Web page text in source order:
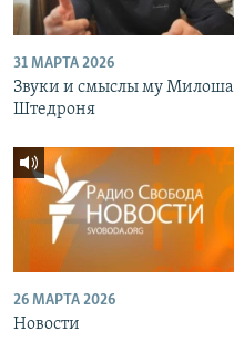
31 МАРТА 2026
Звуки и смыслы му Милоша
Штедроня
26 МАРТА 2026
Новости